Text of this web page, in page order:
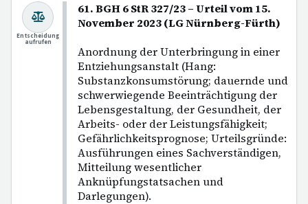
61. BGH 6 StR 327/23 – Urteil vom 15.
November 2023 (LG Nürnberg-Fürth)
Anordnung der Unterbringung in einer
Entziehungsanstalt (Hang:
Substanzkonsumstörung; dauernde und
schwerwiegende Beeinträchtigung der
Lebensgestaltung, der Gesundheit, der
Arbeits- oder der Leistungsfähigkeit;
Gefährlichkeitsprognose; Urteilsgründe:
Ausführungen eines Sachverständigen,
Mitteilung wesentlicher
Anknüpfungstatsachen und
Darlegungen).
Entscheidung
aufrufen